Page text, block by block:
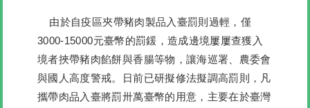
由於自疫區夾帶豬肉製品入臺罰則過輕，僅
3000-15000元臺幣的罰鍰，造成邊境屢屢查獲入
境者挾帶豬肉餡餅與香腸等物，讓海巡署、農委會
與國人高度警戒。日前已研擬修法擬調高罰則，凡
攜帶肉品入臺將罰卅萬臺幣的用意，主要在於臺灣